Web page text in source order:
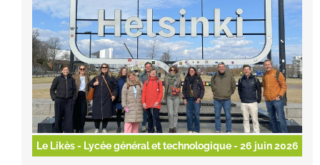
Le Likès - Lycée général et technologique- 26 juin 2026